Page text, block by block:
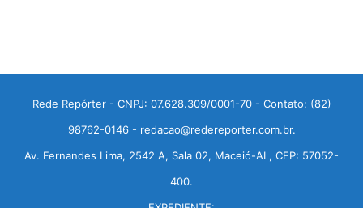
Rede Repórter - CNPJ: 07.628.309/0001-70 - Contato: (82)
98762-0146 - redacao@redereporter.com.br.
Av. Fernandes Lima, 2542 A, Sala 02, Maceió-AL, CEP: 57052-
400.